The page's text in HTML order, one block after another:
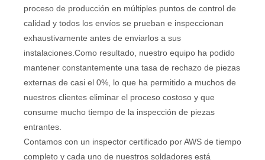
proceso de producción en múltiples puntos de control de
calidad y todos los envíos se prueban e inspeccionan
exhaustivamente antes de enviarlos a sus
instalaciones.Como resultado, nuestro equipo ha podido
mantener constantemente una tasa de rechazo de piezas
externas de casi el 0%, lo que ha permitido a muchos de
nuestros clientes eliminar el proceso costoso y que
consume mucho tiempo de la inspección de piezas
entrantes.
Contamos con un inspector certificado por AWS de tiempo
completo y cada uno de nuestros soldadores está